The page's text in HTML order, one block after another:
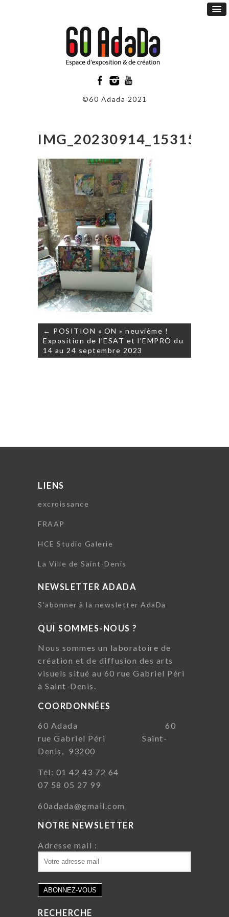
©60 Adada 2021
IMG_20230914_153157
Navigation
de
l’article
← POSITION « ON » neuvième !
Exposition de l’ESAT et l’EMPRO du
14 au 24 septembre 2023
LIENS
excroissance
FRAAP
HCE Studio Galerie
La Ville de Saint-Denis
NEWSLETTER ADADA
S'abonner à la newsletter AdaDa
QUI SOMMES-NOUS ?
Nous sommes un laboratoire de
création et de diffusion des arts
visuels situé au 60 rue Gabriel Péri
à Saint-Denis.
COORDONNÉES
60 Adada 60
rue Gabriel Péri Saint-
Denis, 93200
Tél: 01 42 43 72 64
07 58 05 27 99
60adada@gmail.com
NOTRE NEWSLETTER
Adresse mail :
RECHERCHE